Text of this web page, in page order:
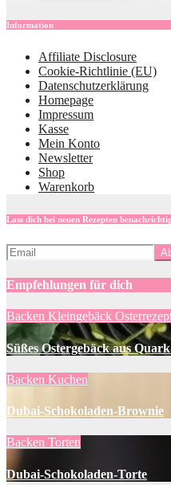
Information
Affiliate Disclosure
Cookie-Richtlinie (EU)
Datenschutzerklärung
Homepage
Impressum
Kasse
Mein Konto
Newsletter
Shop
Warenkorb
Lass dich bei neuen Rezepten
Empfehlungen für dich
Backen Kleingebäck
Süßes Ostergebäck aus
Backen Kuchen
Dubai-Schokoladen-Brownie
Backen Torten
Dubai-Schokoladen-Torte